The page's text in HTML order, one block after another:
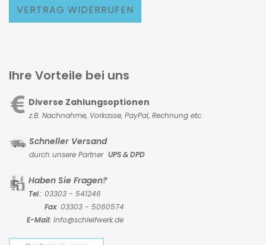
VERTRAG WIDERRUFEN
Ihre Vorteile bei uns
Diverse Zahlungsoptionen
z.B. Nachnahme, Vorkasse, PayPal, Rechnung etc.
Schneller Versand
durch unsere Partner UPS & DPD
Haben Sie Fragen?
Tel.: 03303 - 541246
Fax: 03303 - 5060574
E-Mail: Info@schleifwerk.de